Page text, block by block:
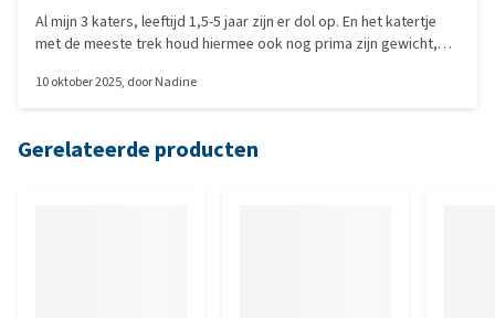
Al mijn 3 katers, leeftijd 1,5-5 jaar zijn er dol op. En het katertje
met de meeste trek houd hiermee ook nog prima zijn gewicht,
handjes/dag plus 2 teelepel natvoer gaat het super.
10 oktober 2025, doorNadine
Gerelateerde producten